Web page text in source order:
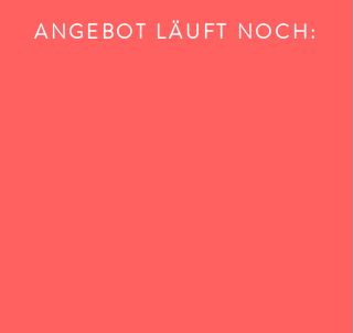
ANGEBOT LÄUFT NOCH: